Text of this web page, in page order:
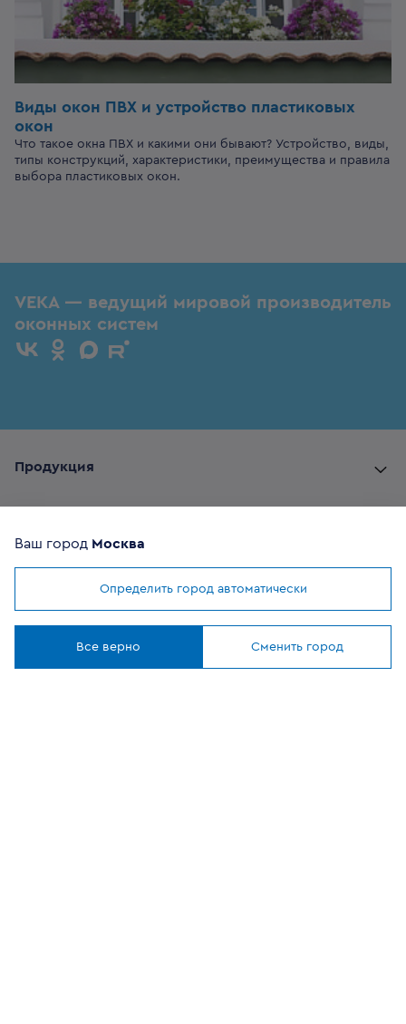
Виды окон ПВХ и устройство пластиковых
окон
Что такое окна ПВХ и какими они бывают? Устройство, виды,
типы конструкций, характеристики, преимущества и правила
выбора пластиковых окон.
Мы используем cookies
VEKA — ведущий мировой производитель
оконных систем
Продукция
Где купить
Ваш город Москва
Определить город автоматически
Все верно Сменить город